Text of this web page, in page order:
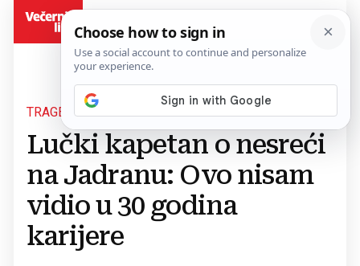
TRAGEDIJA
Lučki kapetan o nesreći
na Jadranu: Ovo nisam
vidio u 30 godina
karijere